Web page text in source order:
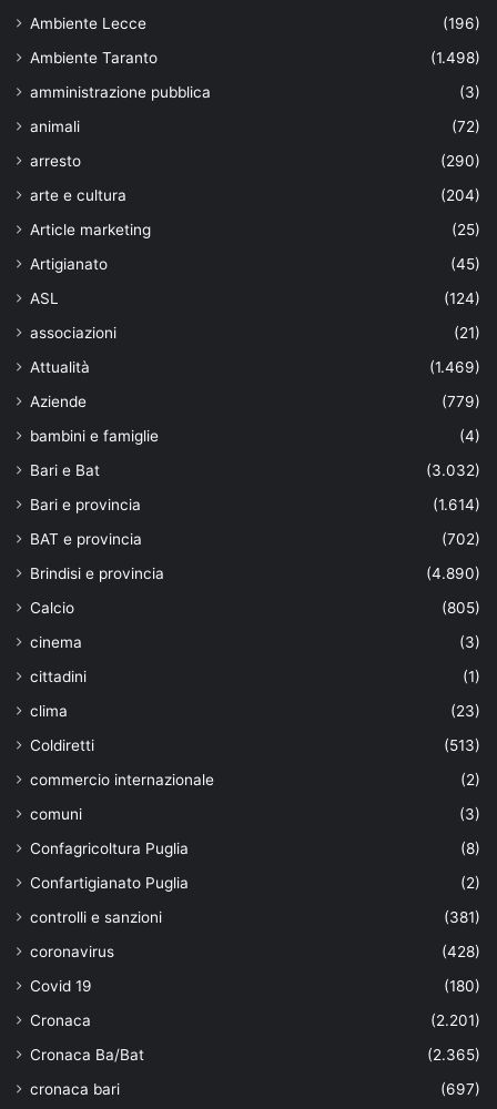
Ambiente Lecce
(196)
Ambiente Taranto
(1.498)
amministrazione pubblica
(3)
animali
(72)
arresto
(290)
arte e cultura
(204)
Article marketing
(25)
Artigianato
(45)
ASL
(124)
associazioni
(21)
Attualità
(1.469)
Aziende
(779)
bambini e famiglie
(4)
Bari e Bat
(3.032)
Bari e provincia
(1.614)
BAT e provincia
(702)
Brindisi e provincia
(4.890)
Calcio
(805)
cinema
(3)
cittadini
(1)
clima
(23)
Coldiretti
(513)
commercio internazionale
(2)
comuni
(3)
Confagricoltura Puglia
(8)
Confartigianato Puglia
(2)
controlli e sanzioni
(381)
coronavirus
(428)
Covid 19
(180)
Cronaca
(2.201)
Cronaca Ba/Bat
(2.365)
cronaca bari
(697)